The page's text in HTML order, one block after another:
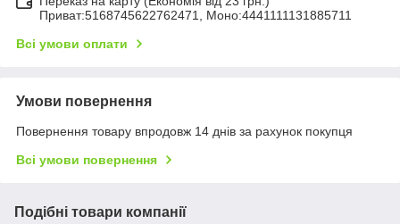
Приват:5168745622762471, Моно:4441111131885711
Всі умови оплати
Умови повернення
Повернення товару впродовж 14 днів за рахунок покупця
Всі умови повернення
Подібні товари компанії